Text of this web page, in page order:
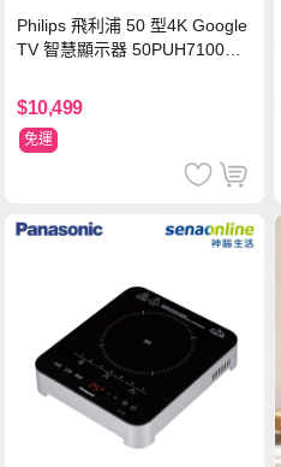
Philips 飛利浦 50 型4K Google
TV 智慧顯示器 50PUH7100
$10,499
免運